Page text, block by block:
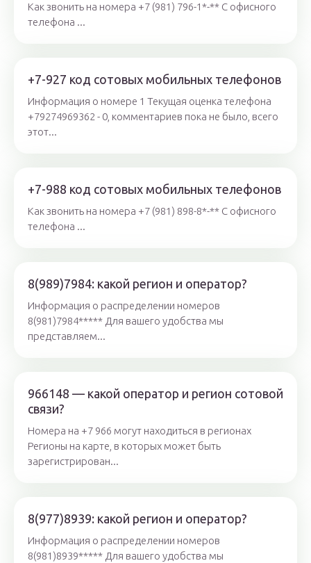
Как звонить на номера +7 (981) 796-1*-** С офисного
телефона ...
+7-927 код сотовых мобильных телефонов
Информация о номере 1 Текущая оценка телефона
+79274969362 - 0, комментариев пока не было, всего
этот...
+7-988 код сотовых мобильных телефонов
Как звонить на номера +7 (981) 898-8*-** С офисного
телефона ...
8(989)7984: какой регион и оператор?
Информация о распределении номеров
8(981)7984***** Для вашего удобства мы
представляем...
966148 — какой оператор и регион сотовой
связи?
Номера на +7 966 могут находиться в регионах
Регионы на карте, в которых может быть
зарегистрирован...
8(977)8939: какой регион и оператор?
Информация о распределении номеров
8(981)8939***** Для вашего удобства мы